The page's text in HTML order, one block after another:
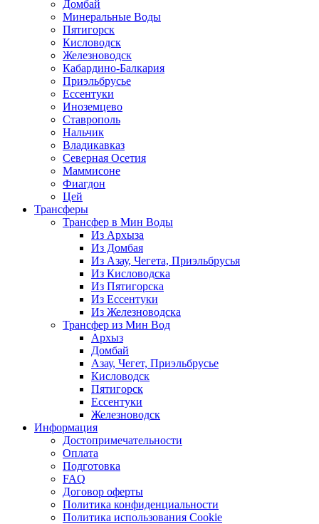
Домбай
Минеральные Воды
Пятигорск
Кисловодск
Железноводск
Кабардино-Балкария
Приэльбрусье
Ессентуки
Иноземцево
Ставрополь
Нальчик
Владикавказ
Северная Осетия
Маммисоне
Фиагдон
Цей
Трансферы
Трансфер в Мин Воды
Из Архыза
Из Домбая
Из Азау, Чегета, Приэльбрусья
Из Кисловодска
Из Пятигорска
Из Ессентуки
Из Железноводска
Трансфер из Мин Вод
Архыз
Домбай
Азау, Чегет, Приэльбрусье
Кисловодск
Пятигорск
Ессентуки
Железноводск
Информация
Достопримечательности
Оплата
Подготовка
FAQ
Договор оферты
Политика конфиденциальности
Политика использования Cookie